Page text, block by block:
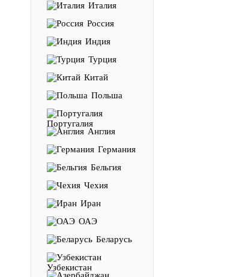
Италия
Россия
Индия
Турция
Китай
Польша
Португалия
Англия
Германия
Бельгия
Чехия
Иран
ОАЭ
Беларусь
Узбекистан